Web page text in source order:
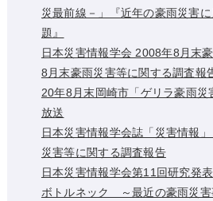
災最前線－」『近年の豪雨災害
題』
日本災害情報学会 2008年8月末
8月末豪雨災害等に関する調査
20年8月末岡崎市「ゲリラ豪雨災
放送
日本災害情報学会誌「災害情報
災害等に関する調査報告
日本災害情報学会第11回研究発
ボトルネック ～最近の豪雨災害